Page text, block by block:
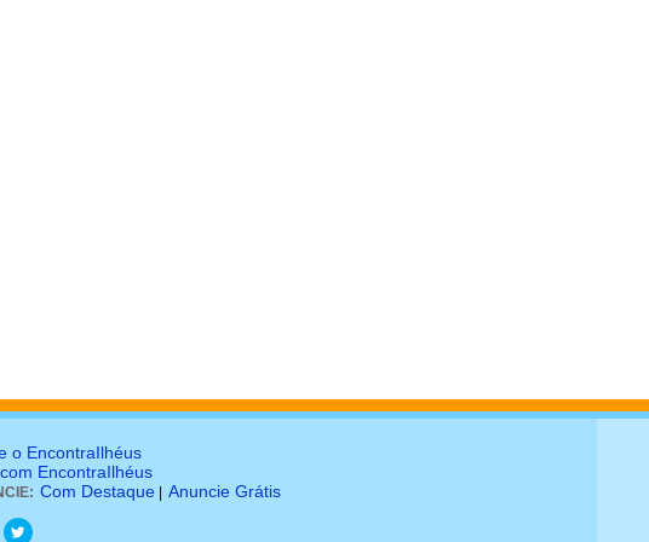
o EncontraIlhéus
EncontraIlhéus
Com Destaque Anuncie Grátis